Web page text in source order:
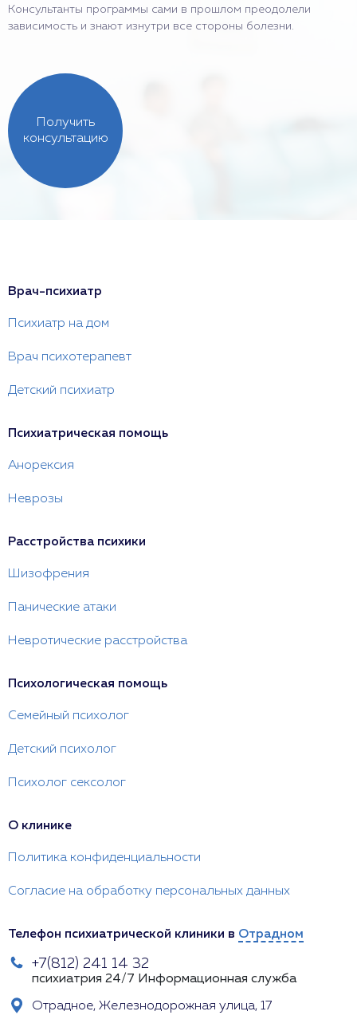
Консультанты программы сами в прошлом преодолели
зависимость и знают изнутри все стороны болезни.
Получить
консультацию
Врач-психиатр
Психиатр на дом
Врач психотерапевт
Детский психиатр
Психиатрическая помощь
Анорексия
Неврозы
Расстройства психики
Шизофрения
Панические атаки
Невротические расстройства
Психологическая помощь
Семейный психолог
Детский психолог
Психолог сексолог
О клинике
Политика конфиденциальности
Согласие на обработку персональных данных
Телефон психиатрической клиники в Отрадном
+7(812) 241 14 32
психиатрия 24/7 Информационная служба
Отрадное, Железнодорожная улица, 17